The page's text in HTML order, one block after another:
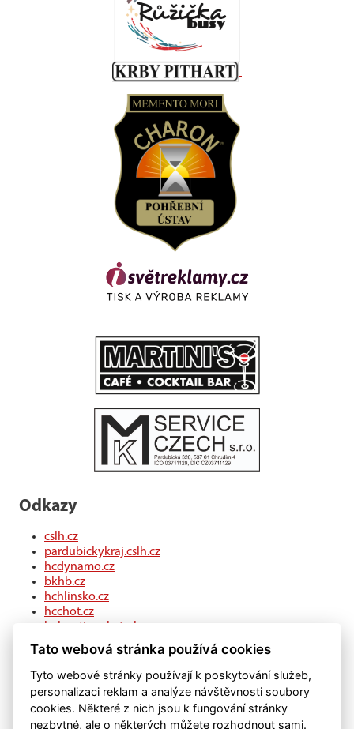
Odkazy
cslh.cz
pardubickykraj.cslh.cz
hcdynamo.cz
bkhb.cz
hchlinsko.cz
hcchot.cz
kohouti-ceskatrebova.cz
hcledec.cz
hclitomysl.cz
hcskutec.cz
hcslovan.com
hcchocen.cz
hcpolicka.com
Tato webová stránka používá cookies
Tyto webové stránky používají k poskytování služeb,
personalizaci reklam a analýze návštěvnosti soubory
cookies. Některé z nich jsou k fungování stránky
nezbytné, ale o některých můžete rozhodnout sami.